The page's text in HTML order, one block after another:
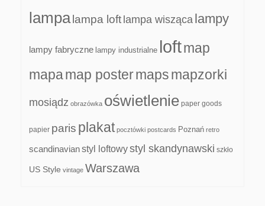
lampa lampa loft lampa wisząca lampy
lampy fabryczne lampy industrialne loftmap
mapamap postermapsmapzorki
mosiądz obrazówka oświetlenie paper goods
papier paris plakat pocztówki postcards Poznań retro
scandinavianstyl loftowystyl skandynawski szkło
US Style vintage Warszawa